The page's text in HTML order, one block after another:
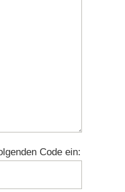
Code ein: